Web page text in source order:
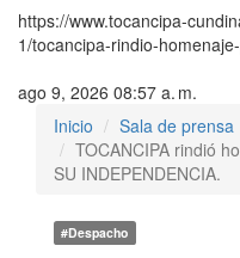
https://www.tocancipa-
1/tocancipa-rindio-
ago 9, 2026 08:57 a. m.
Inicio
Sala de prensa
TOCANCIPA rindió
SU INDEPENDENCIA.
#Despacho